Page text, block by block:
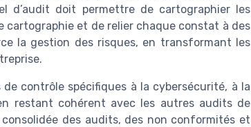
d’audit doit permettre de cartographier les
et de relier chaque constat à des
la gestion des risques, en transformant les
contrôle spécifiques à la cybersécurité, à la
restant cohérent avec les autres audits de
des audits, des non conformités et